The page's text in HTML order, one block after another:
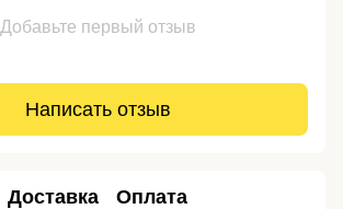
Добавьте первый отзыв
Написать отзыв
Доставка Оплата